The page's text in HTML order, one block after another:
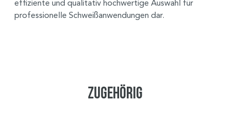
effiziente und qualitativ hochwertige Auswahl für
professionelle Schweißanwendungen dar.
Zugehörig